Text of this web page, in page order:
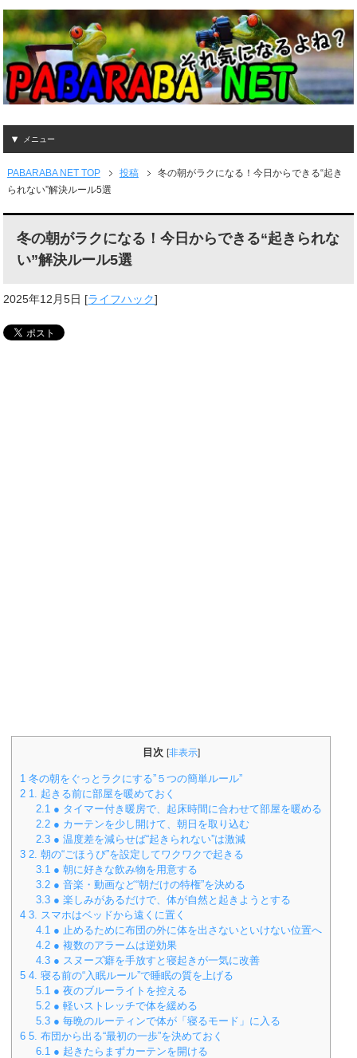
メニュー
PABARABA NET TOP 投稿
冬の朝がラクになる！今日からできる“起き
られない”解決ルール5選
冬の朝がラクになる！今日からできる“起きられな
い”解決ルール5選
2025年12月5日 [ライフハック]
目次 [非表示]
1 冬の朝をぐっとラクにする”５つの簡単ルール”
2 1. 起きる前に部屋を暖めておく
2.1 ● タイマー付き暖房で、起床時間に合わせて部屋を暖める
2.2 ● カーテンを少し開けて、朝日を取り込む
2.3 ● 温度差を減らせば“起きられない”は激減
3 2. 朝の“ごほうび”を設定してワクワクで起きる
3.1 ● 朝に好きな飲み物を用意する
3.2 ● 音楽・動画など“朝だけの特権”を決める
3.3 ● 楽しみがあるだけで、体が自然と起きようとする
4 3. スマホはベッドから遠くに置く
4.1 ● 止めるために布団の外に体を出さないといけない位置へ
4.2 ● 複数のアラームは逆効果
4.3 ● スヌーズ癖を手放すと寝起きが一気に改善
5 4. 寝る前の“入眠ルール”で睡眠の質を上げる
5.1 ● 夜のブルーライトを控える
5.2 ● 軽いストレッチで体を緩める
5.3 ● 毎晩のルーティンで体が「寝るモード」に入る
6 5. 布団から出る“最初の一歩”を決めておく
6.1 ● 起きたらまずカーテンを開ける